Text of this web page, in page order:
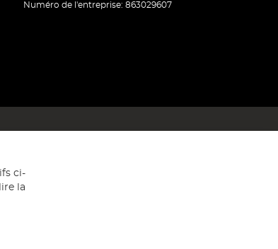
Numéro de l'entreprise: 863029607
ci-
la